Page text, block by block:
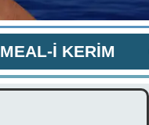
MEAL-İ KERİM